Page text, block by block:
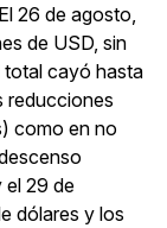
26 de agosto,
de USD, sin
total cayó hasta
reducciones
como en no
el 29 de
dólares y los